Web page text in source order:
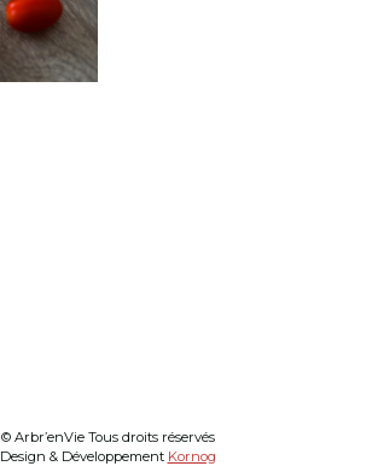
© Arbr’enVie Tous droits réservés
Design & Développement Kornog